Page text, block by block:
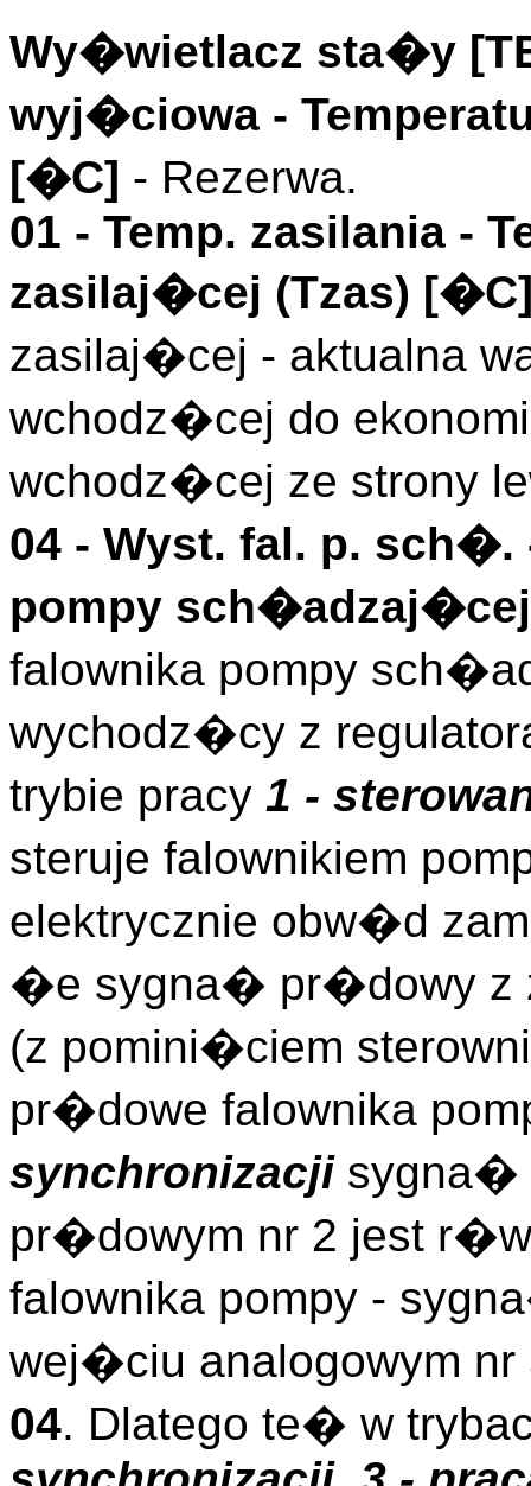
Wy�wietlacz sta�y
wyj�ciowa -
[�C] - Rezerwa.
01 - Temp. zasilania -
zasilaj�cej (Tzas)
zasilaj�cej - aktualna
wchodz�cej do
wchodz�cej ze strony
04 - Wyst. fal. p. sch�.
pompy
falownika pompy
wychodz�cy z
trybie pracy 1 -
steruje falownikiem
elektrycznie obw�d
�e sygna� pr�dowy z
(z pomini�ciem
pr�dowe falownika
synchronizacjisygna�
pr�dowym nr 2 jest
falownika pompy -
wej�ciu analogowym
04. Dlatego te� w